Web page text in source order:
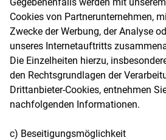
Cookies von Partnerunternehmen,
Zwecke der Werbung, der Analyse
unseres Internetauftritts
Die Einzelheiten hierzu,
den Rechtsgrundlagen der
Drittanbieter-Cookies, entnehmen
nachfolgenden Informationen.
c) Beseitigungsmöglichkeit